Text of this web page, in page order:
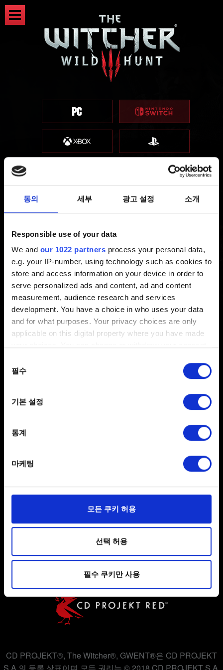
동의 세부 광고 설정 소개
Responsible use of your data
We and our 1022 partners process your personal data,
e.g. your IP-number, using technology such as cookies to
store and access information on your device in order to
serve personalized ads and content, ad and content
measurement, audience research and services
development. You have a choice in who uses your data
and for what purposes. Your privacy choices are only
applicable on this digital property where you have made
the Privacy trigger icon.
Collect information about your geographical
Identify your device by actively scanning it for
Find out more about how your personal data is processed
일부 쿠키는 웹 사이트를 정상적으로 이용하기 위해
관련 기술적 피드백을 제공하여 사용자의 웹사이트 이용
환경을 개선하기 위해 사용됩니다. 예를 들어, 소셜
미디어를 통해 사용자와 소통할 경우, 사용자의 선호도를
파악하기 위해 쿠키의 일부를 저희 파트너와 공유할 수도
있습니다. 물론, 이처럼 선택적으로 쿠키를 사용할
경우에는 사용자의 동의를 구할 것입니다.
쿠키 사용에 관한 세부 사항이나 관련 설정은 아래의
"Settings" 메뉴에서 확인할 수 있습니다.
선택
필수
기본 설정
통계
마케팅
모든 쿠키 허용
선택 허용
필수 쿠키만 사용
등록 보상(게임 내 보상) 수령
방법
최신 5 년 전 갱신 3 년 전
수령할 수 있는 보상에 관한 자세한 정보와 등록 방법은
www.thewitcher.com/my-rewards를 참고하세요
사용자 약관 동의
CD PROJEKT®, The Witcher®, GWENT®은 CD PROJEKT